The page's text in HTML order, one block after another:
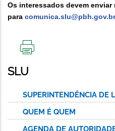
Os interessados devem enviar
para comunica.slu@pbh.gov.br
ESTA
PÁGINA
SLU
SUPERINTENDÊNCIA DE
QUEM É QUEM
AGENDA DE